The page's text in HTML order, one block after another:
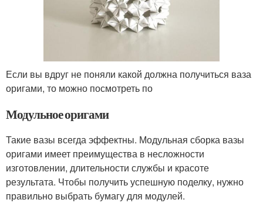
Если вы вдруг не поняли какой должна получиться ваза
оригами, то можно посмотреть по
Модульное оригами
Такие вазы всегда эффектны. Модульная сборка вазы
оригами имеет преимущества в несложности
изготовлении, длительности службы и красоте
результата. Чтобы получить успешную поделку, нужно
правильно выбрать бумагу для модулей.